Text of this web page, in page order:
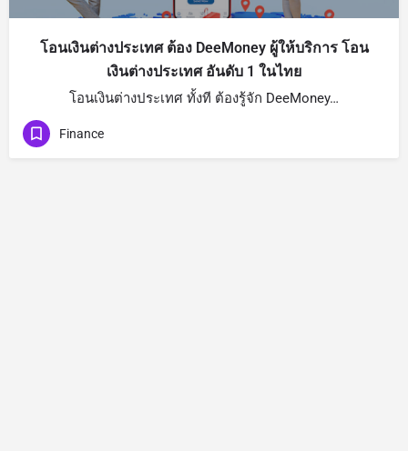
โอนเงินต่างประเทศ ต้อง DeeMoney ผู้ให้บริการ โอน
เงินต่างประเทศ อันดับ 1 ในไทย
โอนเงินต่างประเทศ ทั้งที ต้องรู้จัก DeeMoney…
Finance